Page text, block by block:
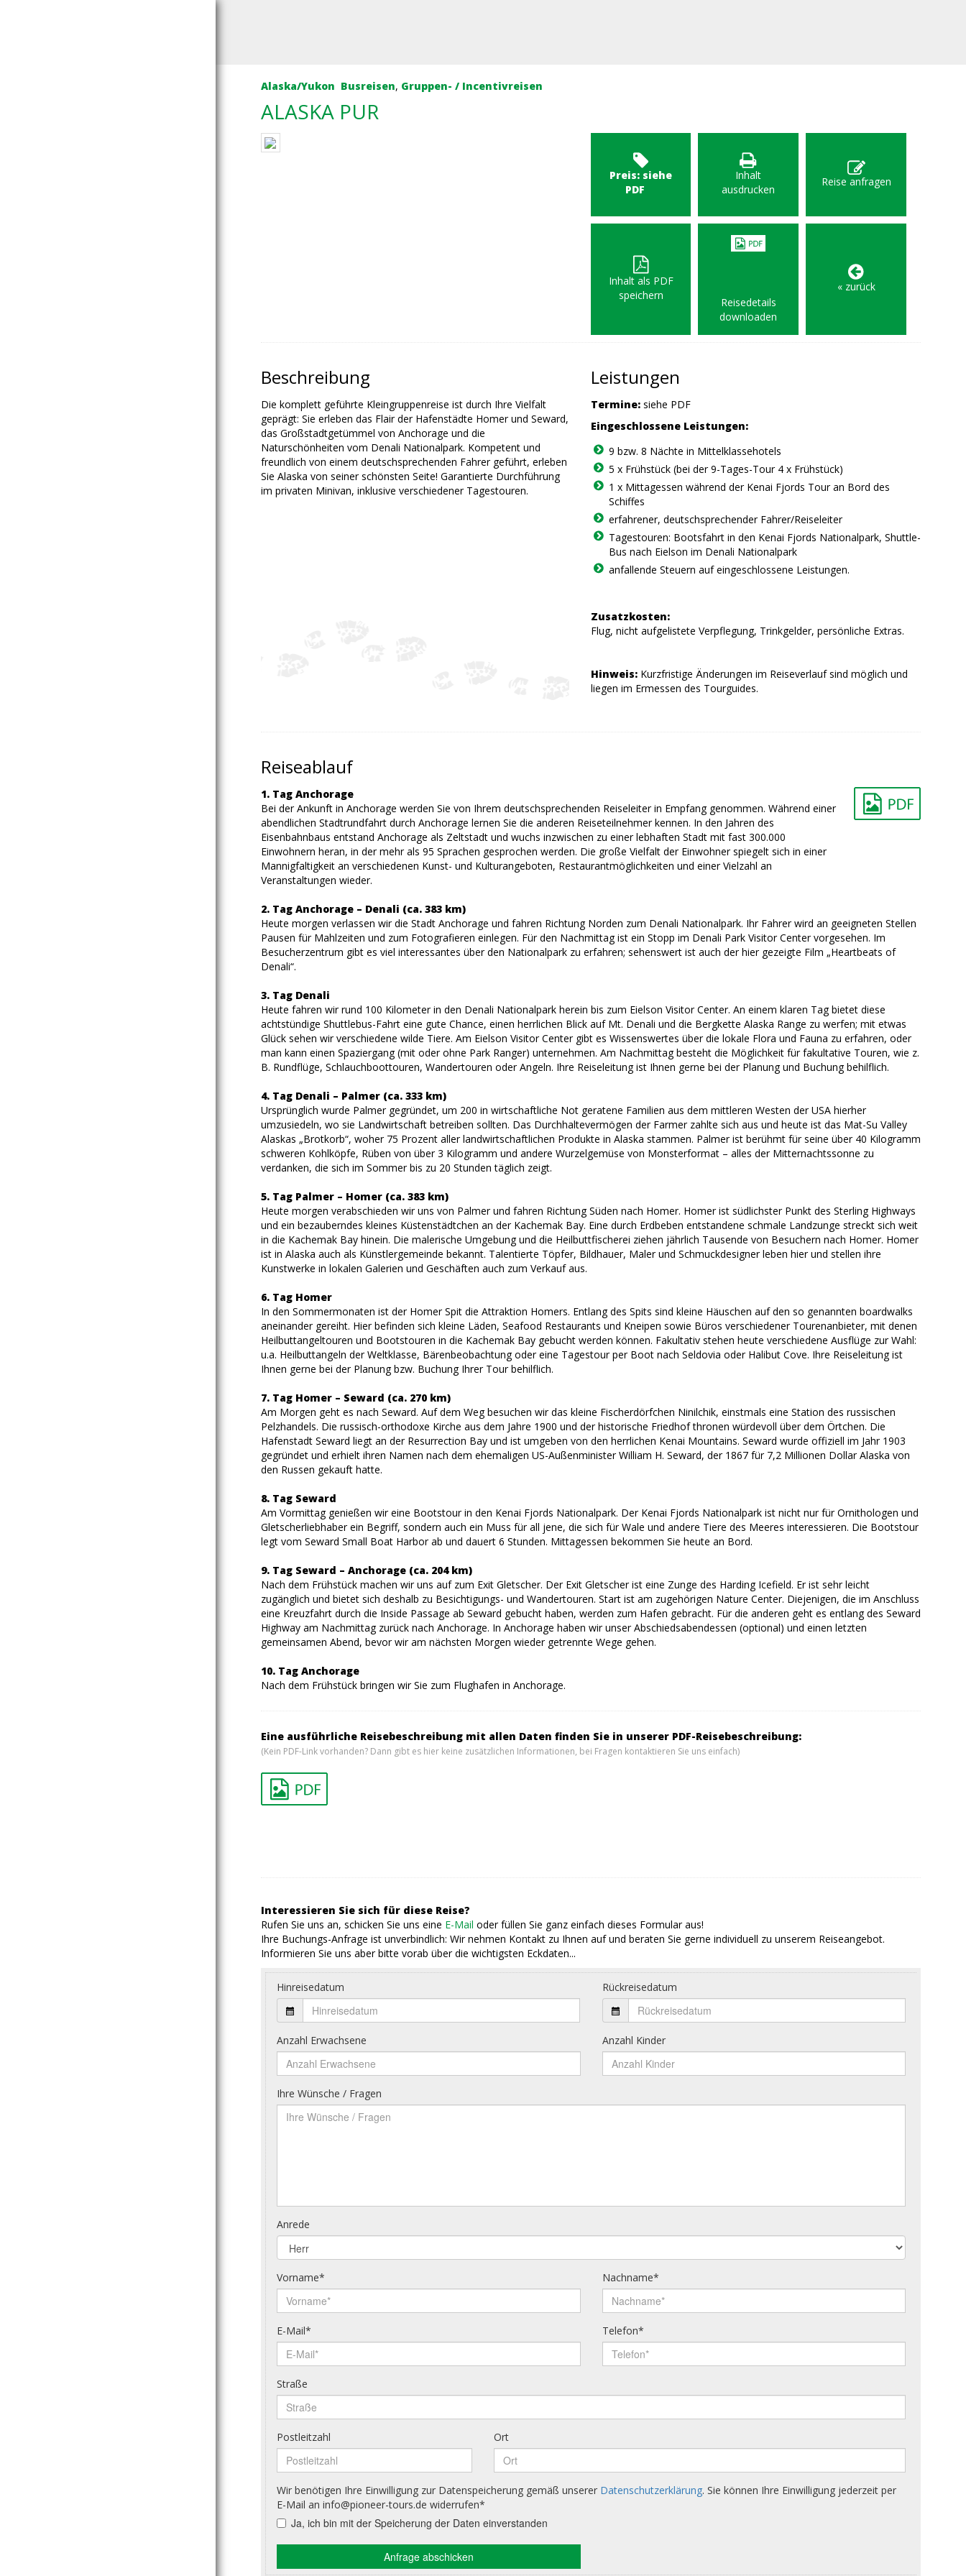
Alaska/Yukon Busreisen, Gruppen- / Incentivreisen
ALASKA PUR
Preis: siehe
PDF
Inhalt
ausdrucken
Reise anfragen
Inhalt als PDF
speichern
Reisedetails
downloaden
« zurück
Beschreibung
Die komplett geführte Kleingruppenreise ist durch Ihre Vielfalt
geprägt: Sie erleben das Flair der Hafenstädte Homer und Seward,
das Großstadtgetümmel von Anchorage und die
Naturschönheiten vom Denali Nationalpark. Kompetent und
freundlich von einem deutschsprechenden Fahrer geführt, erleben
Sie Alaska von seiner schönsten Seite! Garantierte Durchführung
im privaten Minivan, inklusive verschiedener Tagestouren.
Leistungen
Termine: siehe PDF
Eingeschlossene Leistungen:
9 bzw. 8 Nächte in Mittelklassehotels
5 x Frühstück (bei der 9-Tages-Tour 4 x Frühstück)
1 x Mittagessen während der Kenai Fjords Tour an Bord des
Schiffes
erfahrener, deutschsprechender Fahrer/Reiseleiter
Tagestouren: Bootsfahrt in den Kenai Fjords Nationalpark, Shuttle-
Bus nach Eielson im Denali Nationalpark
anfallende Steuern auf eingeschlossene Leistungen.
Zusatzkosten:
Flug, nicht aufgelistete Verpflegung, Trinkgelder, persönliche Extras.
Hinweis: Kurzfristige Änderungen im Reiseverlauf sind möglich und
liegen im Ermessen des Tourguides.
Reiseablauf
1. Tag Anchorage
Bei der Ankunft in Anchorage werden Sie von Ihrem deutschsprechenden Reiseleiter in Empfang genommen. Während einer
abendlichen Stadtrundfahrt durch Anchorage lernen Sie die anderen Reiseteilnehmer kennen. In den Jahren des
Eisenbahnbaus entstand Anchorage als Zeltstadt und wuchs inzwischen zu einer lebhaften Stadt mit fast 300.000
Einwohnern heran, in der mehr als 95 Sprachen gesprochen werden. Die große Vielfalt der Einwohner spiegelt sich in einer
Mannigfaltigkeit an verschiedenen Kunst- und Kulturangeboten, Restaurantmöglichkeiten und einer Vielzahl an
Veranstaltungen wieder.
2. Tag Anchorage – Denali (ca. 383 km)
Heute morgen verlassen wir die Stadt Anchorage und fahren Richtung Norden zum Denali Nationalpark. Ihr Fahrer wird an geeigneten Stellen
Pausen für Mahlzeiten und zum Fotografieren einlegen. Für den Nachmittag ist ein Stopp im Denali Park Visitor Center vorgesehen. Im
Besucherzentrum gibt es viel interessantes über den Nationalpark zu erfahren; sehenswert ist auch der hier gezeigte Film „Heartbeats of
Denali“.
3. Tag Denali
Heute fahren wir rund 100 Kilometer in den Denali Nationalpark herein bis zum Eielson Visitor Center. An einem klaren Tag bietet diese
achtstündige Shuttlebus-Fahrt eine gute Chance, einen herrlichen Blick auf Mt. Denali und die Bergkette Alaska Range zu werfen; mit etwas
Glück sehen wir verschiedene wilde Tiere. Am Eielson Visitor Center gibt es Wissenswertes über die lokale Flora und Fauna zu erfahren, oder
man kann einen Spaziergang (mit oder ohne Park Ranger) unternehmen. Am Nachmittag besteht die Möglichkeit für fakultative Touren, wie z.
B. Rundflüge, Schlauchboottouren, Wandertouren oder Angeln. Ihre Reiseleitung ist Ihnen gerne bei der Planung und Buchung behilflich.
4. Tag Denali – Palmer (ca. 333 km)
Ursprünglich wurde Palmer gegründet, um 200 in wirtschaftliche Not geratene Familien aus dem mittleren Westen der USA hierher
umzusiedeln, wo sie Landwirtschaft betreiben sollten. Das Durchhaltevermögen der Farmer zahlte sich aus und heute ist das Mat-Su Valley
Alaskas „Brotkorb“, woher 75 Prozent aller landwirtschaftlichen Produkte in Alaska stammen. Palmer ist berühmt für seine über 40 Kilogramm
schweren Kohlköpfe, Rüben von über 3 Kilogramm und andere Wurzelgemüse von Monsterformat – alles der Mitternachtssonne zu
verdanken, die sich im Sommer bis zu 20 Stunden täglich zeigt.
5. Tag Palmer – Homer (ca. 383 km)
Heute morgen verabschieden wir uns von Palmer und fahren Richtung Süden nach Homer. Homer ist südlichster Punkt des Sterling Highways
und ein bezauberndes kleines Küstenstädtchen an der Kachemak Bay. Eine durch Erdbeben entstandene schmale Landzunge streckt sich weit
in die Kachemak Bay hinein. Die malerische Umgebung und die Heilbuttfischerei ziehen jährlich Tausende von Besuchern nach Homer. Homer
ist in Alaska auch als Künstlergemeinde bekannt. Talentierte Töpfer, Bildhauer, Maler und Schmuckdesigner leben hier und stellen ihre
Kunstwerke in lokalen Galerien und Geschäften auch zum Verkauf aus.
6. Tag Homer
In den Sommermonaten ist der Homer Spit die Attraktion Homers. Entlang des Spits sind kleine Häuschen auf den so genannten boardwalks
aneinander gereiht. Hier befinden sich kleine Läden, Seafood Restaurants und Kneipen sowie Büros verschiedener Tourenanbieter, mit denen
Heilbuttangeltouren und Bootstouren in die Kachemak Bay gebucht werden können. Fakultativ stehen heute verschiedene Ausflüge zur Wahl:
u.a. Heilbuttangeln der Weltklasse, Bärenbeobachtung oder eine Tagestour per Boot nach Seldovia oder Halibut Cove. Ihre Reiseleitung ist
Ihnen gerne bei der Planung bzw. Buchung Ihrer Tour behilflich.
7. Tag Homer – Seward (ca. 270 km)
Am Morgen geht es nach Seward. Auf dem Weg besuchen wir das kleine Fischerdörfchen Ninilchik, einstmals eine Station des russischen
Pelzhandels. Die russisch-orthodoxe Kirche aus dem Jahre 1900 und der historische Friedhof thronen würdevoll über dem Örtchen. Die
Hafenstadt Seward liegt an der Resurrection Bay und ist umgeben von den herrlichen Kenai Mountains. Seward wurde offiziell im Jahr 1903
gegründet und erhielt ihren Namen nach dem ehemaligen US-Außenminister William H. Seward, der 1867 für 7,2 Millionen Dollar Alaska von
den Russen gekauft hatte.
8. Tag Seward
Am Vormittag genießen wir eine Bootstour in den Kenai Fjords Nationalpark. Der Kenai Fjords Nationalpark ist nicht nur für Ornithologen und
Gletscherliebhaber ein Begriff, sondern auch ein Muss für all jene, die sich für Wale und andere Tiere des Meeres interessieren. Die Bootstour
legt vom Seward Small Boat Harbor ab und dauert 6 Stunden. Mittagessen bekommen Sie heute an Bord.
9. Tag Seward – Anchorage (ca. 204 km)
Nach dem Frühstück machen wir uns auf zum Exit Gletscher. Der Exit Gletscher ist eine Zunge des Harding Icefield. Er ist sehr leicht
zugänglich und bietet sich deshalb zu Besichtigungs- und Wandertouren. Start ist am zugehörigen Nature Center. Diejenigen, die im Anschluss
eine Kreuzfahrt durch die Inside Passage ab Seward gebucht haben, werden zum Hafen gebracht. Für die anderen geht es entlang des Seward
Highway am Nachmittag zurück nach Anchorage. In Anchorage haben wir unser Abschiedsabendessen (optional) und einen letzten
gemeinsamen Abend, bevor wir am nächsten Morgen wieder getrennte Wege gehen.
10. Tag Anchorage
Nach dem Frühstück bringen wir Sie zum Flughafen in Anchorage.
Eine ausführliche Reisebeschreibung mit allen Daten finden Sie in unserer PDF-Reisebeschreibung:
(Kein PDF-Link vorhanden? Dann gibt es hier keine zusätzlichen Informationen, bei Fragen kontaktieren Sie uns einfach)
Interessieren Sie sich für diese Reise?
Rufen Sie uns an, schicken Sie uns eine E-Mail oder füllen Sie ganz einfach dieses Formular aus!
Ihre Buchungs-Anfrage ist unverbindlich: Wir nehmen Kontakt zu Ihnen auf und beraten Sie gerne individuell zu unserem Reiseangebot.
Informieren Sie uns aber bitte vorab über die wichtigsten Eckdaten...